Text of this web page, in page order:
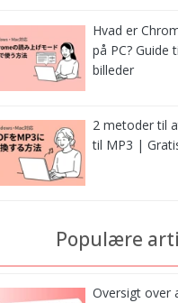
Hvad er
på PC? Guide
billeder
2 metoder til
til MP3 |
Populære
Oversigt over